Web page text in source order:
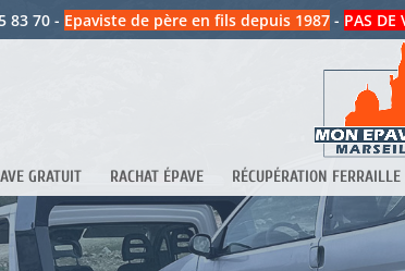
83 70 - Epaviste de père en fils depuis 1987 - PAS DE
GRATUIT RACHAT ÉPAVE RÉCUPÉRATION